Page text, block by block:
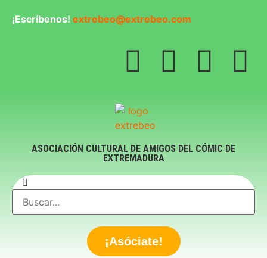
¡Escríbenos! extrebeo@extrebeo.com
ASOCIACIÓN CULTURAL DE AMIGOS DEL CÓMIC DE
EXTREMADURA
¡Asóciate!